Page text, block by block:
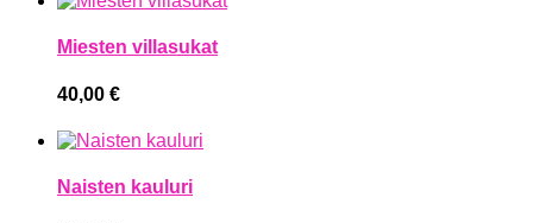
Miesten villasukat
40,00 €
Naisten kauluri